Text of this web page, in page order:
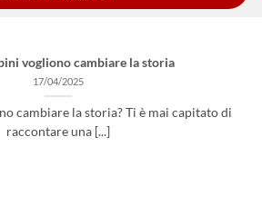
vogliono cambiare la storia
17/04/2025
cambiare la storia? Ti è mai capitato di
raccontare una [...]